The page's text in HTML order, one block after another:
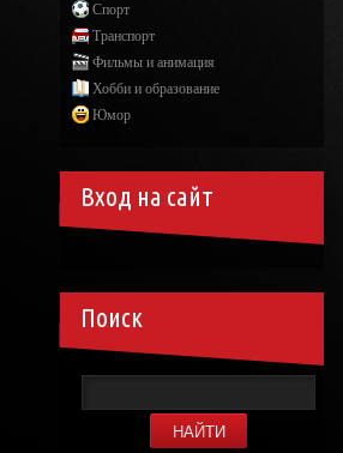
Спорт
Транспорт
Фильмы и анимация
Хобби и образование
Юмор
Вход на сайт
Поиск